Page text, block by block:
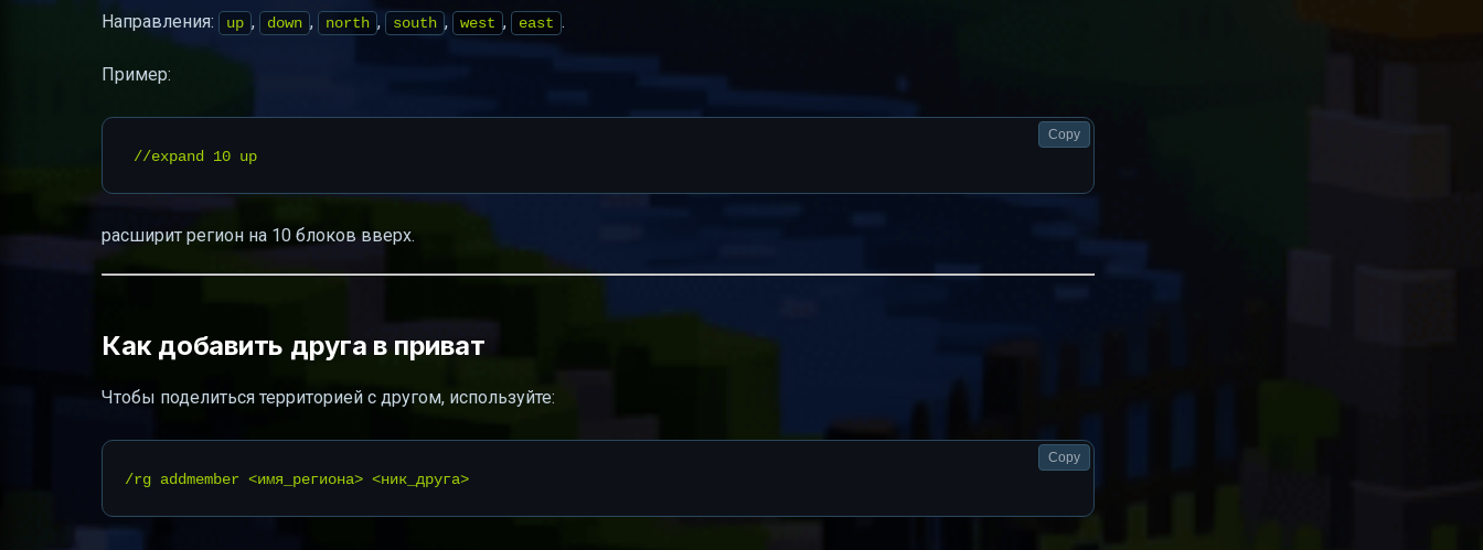
Направления: up , down , north , south , west , east .
Пример:
Copy
расширит регион на 10 блоков вверх.
Как добавить друга в приват
Чтобы поделиться территорией с другом, используйте:
Copy